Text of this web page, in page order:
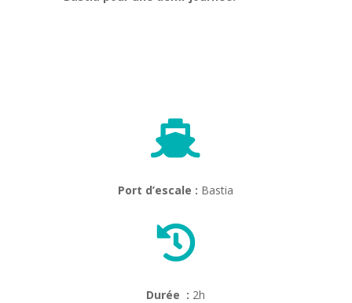

Port d’escale : Bastia

Durée : 2h